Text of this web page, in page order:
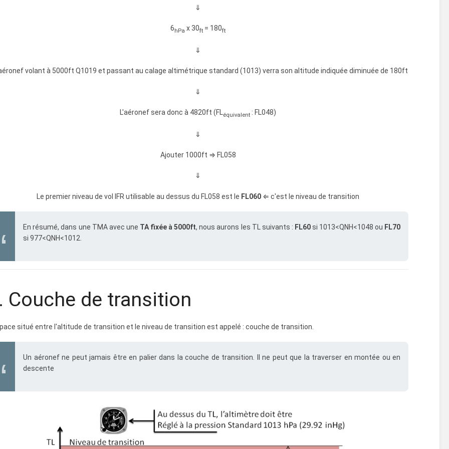
⇓
6hPa x 30ft = 180ft
⇓
volant à 5000ft Q1019 et passant au calage altimétrique standard (1013) verra son altitude indiquée diminuée de 180ft
⇓
L'aéronef sera donc à 4820ft (FLéquivalent : FL048)
⇓
Ajouter 1000ft ⇒ FL058
⇓
Le premier niveau de vol IFR utilisable au dessus du FL058 est le FL060 ⇐ c'est le niveau de transition
En résumé, dans une TMA avec une TA fixée à 5000ft, nous aurons les TL suivants : FL60si 1013<QNH<1048 ou FL70
si 977<QNH<1012.
Couche de transition
situé entre l'altitude de transition et le niveau de transition est appelé : couche de transition.
Un aéronef ne peut jamais être en palier dans la couche de transition. Il ne peut que la traverser en montée ou en
descente